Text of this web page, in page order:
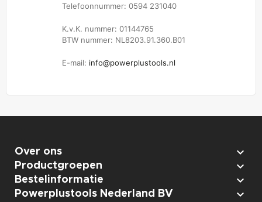
Telefoonnummer: 0594 231040
K.v.K. nummer: 01144765
BTW nummer: NL8203.91.360.B01
E-mail: info@powerplustools.nl
Over ons 
Productgroepen 
Bestelinformatie 
Powerplustools Nederland BV 